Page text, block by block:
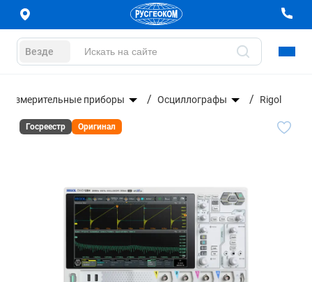
Везде
приборы Осциллографы Rigol
Госреестр Оригинал